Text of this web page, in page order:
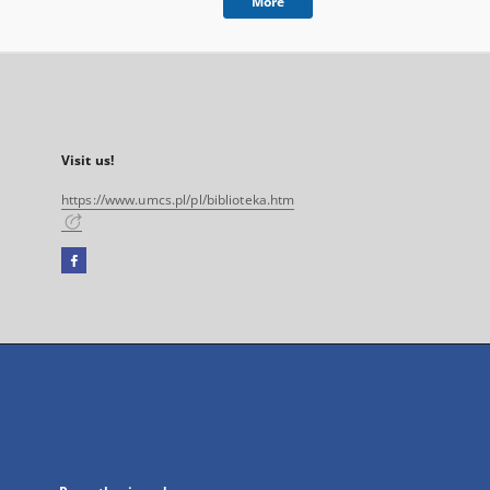
Visit us!
https://www.umcs.pl/pl/biblioteka.htm
Facebook
open